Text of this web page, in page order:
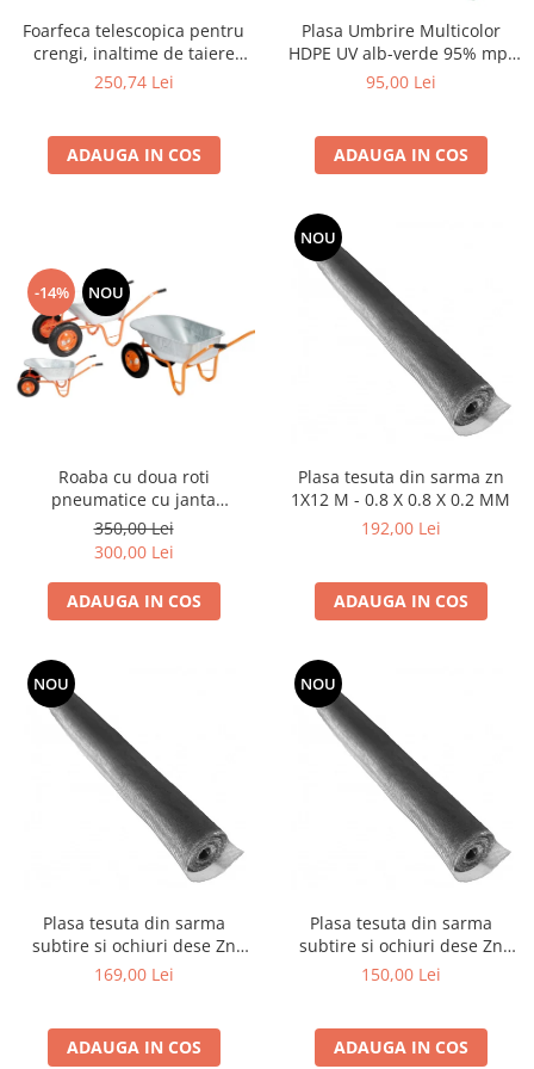
Motocultoare
Motosape
Motocoase
Motopompe
Semanatori manuale
Tocatori vegetatie
Zdrobitori
Mașini hidraulice de despicat
Plug de scos cartofi
Rarițe
Freze de pamant
Cositori
Tocatoare agricole
Cultivatoare
Articole electrice
Prelungitoare
Sigurante electrice
Surse de iluminat
Scule pentru construcții
Ciocane rotopercutoare
Plase gard
Plasa sarma galvanizata zincata
Sarma moale neagra pentru fierari
Foarfeca telescopica pentru
crengi, inaltime de taiere
pana la 5 m
250,74 Lei
ADAUGA IN COS
Plasa Umbrire Multicolor
HDPE UV alb-verde 95% mp,
lungime 10m,latime 2 m
95,00 Lei
ADAUGA IN COS
-14% NOU
Roaba cu doua roti
pneumatice cu janta
metalica,cuva metalica 100L
350,00 Lei
300,00 Lei
ADAUGA IN COS
NOU
Plasa tesuta din sarma zn
1X12 M - 0.8 X 0.8 X 0.2 MM
192,00 Lei
ADAUGA IN COS
NOU
Plasa tesuta din sarma
subtire si ochiuri dese Zn
1x12 M - 1.0x1.0x0.2 mm
169,00 Lei
ADAUGA IN COS
NOU
Plasa tesuta din sarma
subtire si ochiuri dese Zn
1x12 m - 1.4x1.4x0.2 mm
150,00 Lei
ADAUGA IN COS